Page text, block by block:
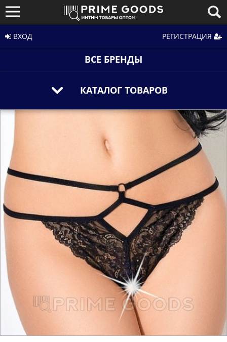
ВХОД РЕГИСТРАЦИЯ
ВСЕ БРЕНДЫ
КАТАЛОГ ТОВАРОВ